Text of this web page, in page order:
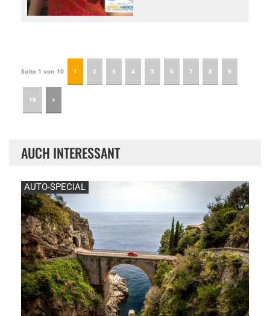
Seite 1 von 10 1 2 3 4 5 6 7 8 9
10
AUCH INTERESSANT
AUTO-SPECIAL